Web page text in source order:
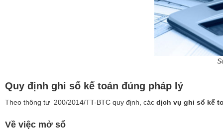
Quy định ghi sổ kế toán đúng pháp lý
Theo thông tư 200/2014/TT-BTC quy định, các dịch vụ ghi sổ kế
Về việc mở sổ